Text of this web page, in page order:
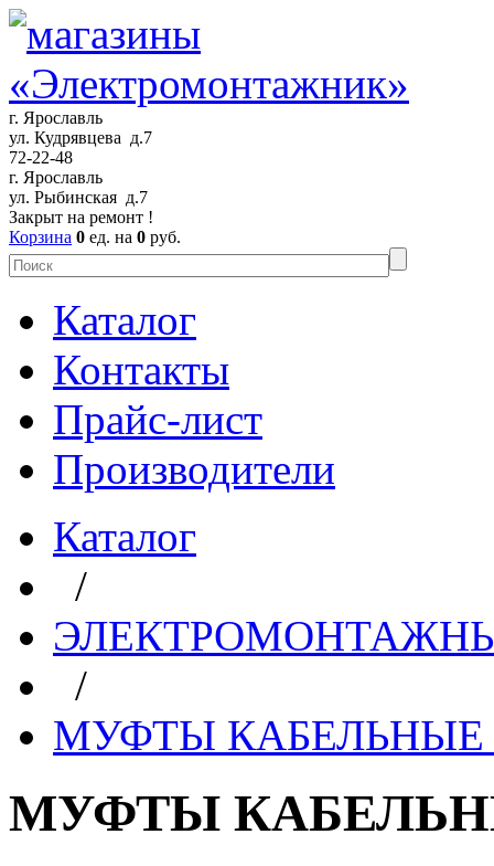
г. Ярославль
ул. Кудрявцева д.7
72-22-48
г. Ярославль
ул. Рыбинская д.7
Закрыт на ремонт !
Корзина 0 ед. на 0 руб.
Каталог
Контакты
Прайс-лист
Производители
Каталог
/
/
МУФТЫ КАБЕЛЬНЫЕ
МУФТЫ